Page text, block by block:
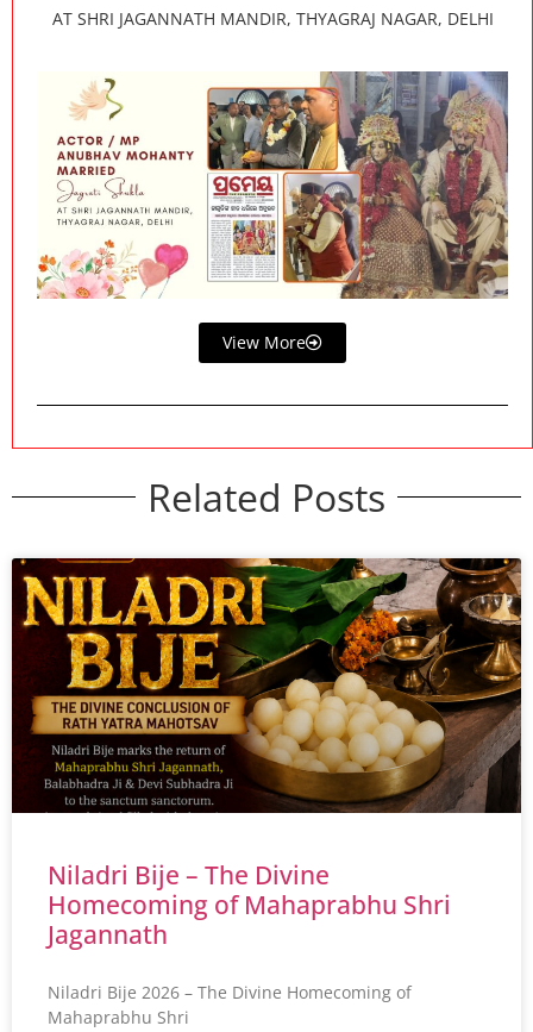
AT SHRI JAGANNATH MANDIR, THYAGRAJ NAGAR, DELHI
View More
Related Posts
Niladri Bije – The Divine
Homecoming of Mahaprabhu Shri
Jagannath
Niladri Bije 2026 – The Divine Homecoming of
Mahaprabhu Shri